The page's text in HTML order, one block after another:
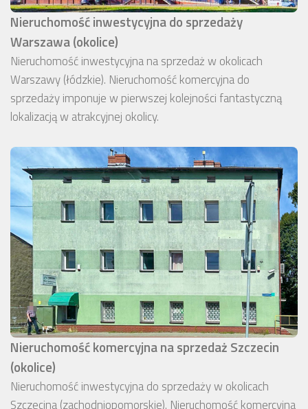
Nieruchomość inwestycyjna do sprzedaży
Warszawa (okolice)
Nieruchomość inwestycyjna na sprzedaż w okolicach
Warszawy (łódzkie). Nieruchomość komercyjna do
sprzedaży imponuje w pierwszej kolejności fantastyczną
lokalizacją w atrakcyjnej okolicy.
Nieruchomość komercyjna na sprzedaż Szczecin
(okolice)
Nieruchomość inwestycyjna do sprzedaży w okolicach
Szczecina (zachodniopomorskie). Nieruchomość komercyjna